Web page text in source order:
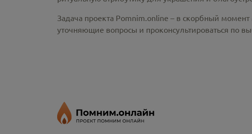
Задача проекта Pomnim.online – в скорбный
уточняющие вопросы и проконсультироваться по